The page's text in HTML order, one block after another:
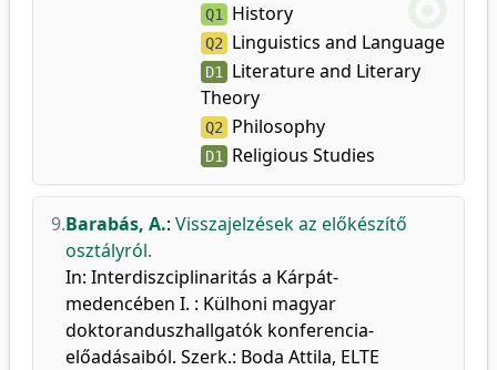
Q1 History
Q2 Linguistics and Language
D1 Literature and Literary
Theory
Q2 Philosophy
D1 Religious Studies
9.Barabás, A.: Visszajelzések az előkészítő
osztályról.
In: Interdiszciplinaritás a Kárpát-
medencében I. : Külhoni magyar
doktoranduszhallgatók konferencia-
előadásaiból. Szerk.: Boda Attila, ELTE